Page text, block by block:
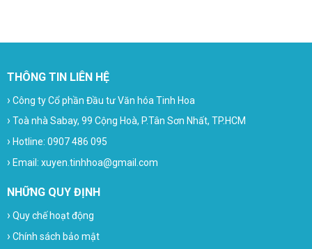
THÔNG TIN LIÊN HỆ
› Công ty Cổ phần Đầu tư Văn hóa Tinh Hoa
› Toà nhà Sabay, 99 Cộng Hoà, P.Tân Sơn Nhất, TP.HCM
› Hotline: 0907 486 095
› Email: xuyen.tinhhoa@gmail.com
NHỮNG QUY ĐỊNH
› Quy chế hoạt động
› Chính sách bảo mật